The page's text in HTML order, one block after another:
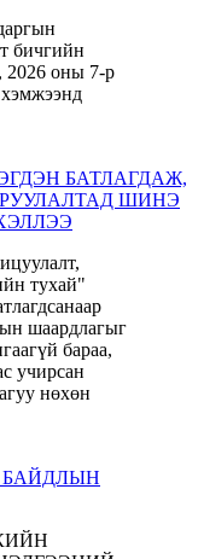
БАТЛАГДАЖ,
ШИНЭ
БАЙДЛЫН